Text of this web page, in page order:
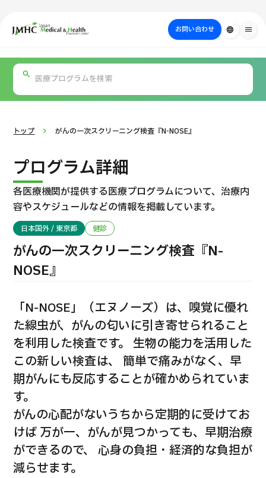
ジャパン・メディカル＆ヘルスツーリズムセンター（JMHC）
お問い合わせ language menu
日本の医療について
部位・疾病
で探す
検査・術式・
方法で探す
を探す
TOP
JMHCについて
外国人受療者様へ
PICK UP PROGRAM
国際セカンドオピニオンパッケージ （湘南鎌倉総合病院）
治療 治療
トップ がんの一次スクリーニング検査『N-NOSE』
プログラム詳細
各医療機関が提供する医療プログラムについて、治療内
容やスケジュールなどの情報を掲載しています。
日本国外 / 東京都 健診
がんの一次スクリーニング検査『N-
NOSE』
「N-NOSE」（エヌノーズ）は、嗅覚に優れ
た線虫が、がんの匂いに引き寄せられること
を利用した検査です。 生物の能力を活用した
この新しい検査は、 簡単で痛みがなく、早
期がんにも反応することが確かめられていま
す。
がんの心配がないうちから定期的に受けてお
けば 万が一、がんが見つかっても、早期治療
ができるので、 心身の負担・経済的な負担が
減らせます。